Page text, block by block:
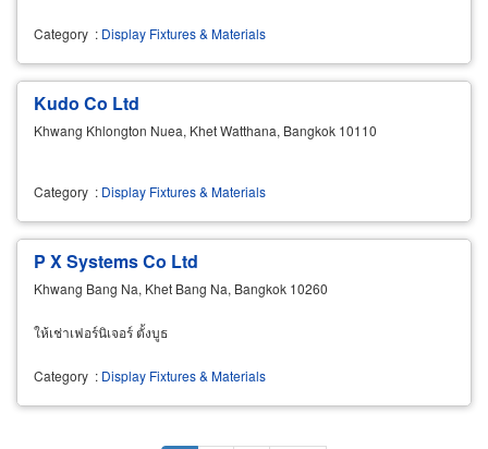
Category : Display Fixtures & Materials
Kudo Co Ltd
Khwang Khlongton Nuea, Khet Watthana, Bangkok 10110
Category : Display Fixtures & Materials
P X Systems Co Ltd
Khwang Bang Na, Khet Bang Na, Bangkok 10260
ให้เช่าเฟอร์นิเจอร์ ตั้งบูธ
Category : Display Fixtures & Materials